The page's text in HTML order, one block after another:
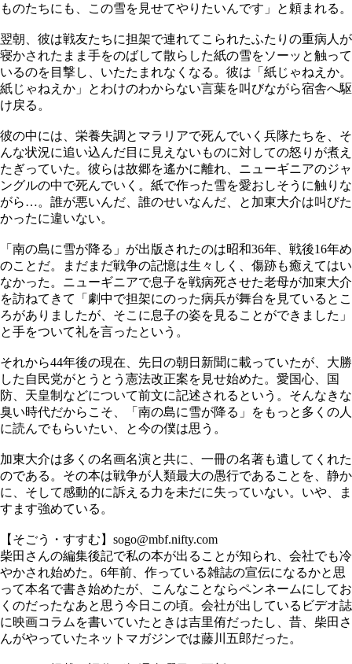
ものたちにも、この雪を見せてやりたいんです」と頼まれる。
翌朝、彼は戦友たちに担架で連れてこられたふたりの重病人が
寝かされたまま手をのばして散らした紙の雪をソーッと触って
いるのを目撃し、いたたまれなくなる。彼は「紙じゃねえか。
紙じゃねえか」とわけのわからない言葉を叫びながら宿舎へ駆
け戻る。
彼の中には、栄養失調とマラリアで死んでいく兵隊たちを、そ
んな状況に追い込んだ目に見えないものに対しての怒りが煮え
たぎっていた。彼らは故郷を遙かに離れ、ニューギニアのジャ
ングルの中で死んでいく。紙で作った雪を愛おしそうに触りな
がら…。誰が悪いんだ、誰のせいなんだ、と加東大介は叫びた
かったに違いない。
「南の島に雪が降る」が出版されたのは昭和36年、戦後16年め
のことだ。まだまだ戦争の記憶は生々しく、傷跡も癒えてはい
なかった。ニューギニアで息子を戦病死させた老母が加東大介
を訪ねてきて「劇中で担架にのった病兵が舞台を見ているとこ
ろがありましたが、そこに息子の姿を見ることができました」
と手をついて礼を言ったという。
それから44年後の現在、先日の朝日新聞に載っていたが、大勝
した自民党がとうとう憲法改正案を見せ始めた。愛国心、国
防、天皇制などについて前文に記述されるという。そんなきな
臭い時代だからこそ、「南の島に雪が降る」をもっと多くの人
に読んでもらいたい、と今の僕は思う。
加東大介は多くの名画名演と共に、一冊の名著も遺してくれた
のである。その本は戦争が人類最大の愚行であることを、静か
に、そして感動的に訴える力を未だに失っていない。いや、ま
すます強めている。
【そごう・すすむ】sogo@mbf.nifty.com
柴田さんの編集後記で私の本が出ることが知られ、会社でも冷
やかされ始めた。6年前、作っている雑誌の宣伝になるかと思
って本名で書き始めたが、こんなことならペンネームにしてお
くのだったなあと思う今日この頃。会社が出しているビデオ誌
に映画コラムを書いていたときは吉里侑だったし、昔、柴田さ
んがやっていたネットマガジンでは藤川五郎だった。